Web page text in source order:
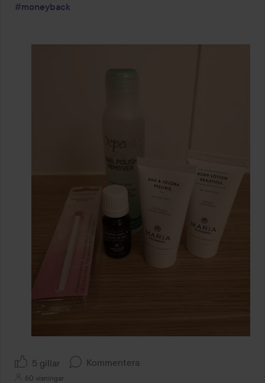
#moneyback
5 gillar Kommentera
60 visningar